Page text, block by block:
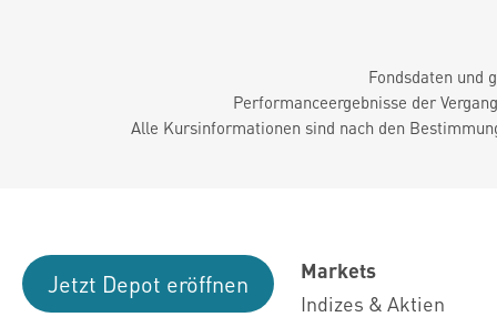
Fondsdaten und
Performanceergebnisse der
Alle Kursinformationen sind nach den
Jetzt Depot eröffnen
Markets
Indizes & Aktien